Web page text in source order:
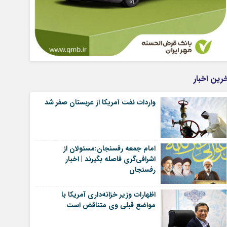
اخبار
واردات نفت آمریکا از عربستان صفر شد
امام جمعه رفسنجان:مسئولان از
اشرافی‌گری فاصله بگیرند | اخبار
رفسنجان
اظهارات وزیر خزانه‌داری آمریکا با
مواضع قبلی وی متناقض است